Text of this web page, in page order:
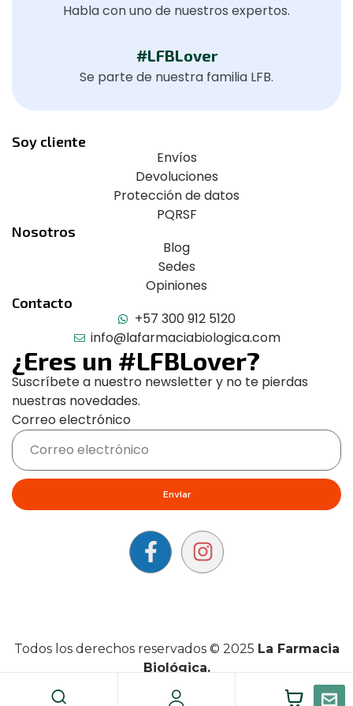
Habla con uno de nuestros expertos.
#LFBLover
Se parte de nuestra familia LFB.
Soy cliente
Envíos
Devoluciones
Protección de datos
PQRSF
Nosotros
Blog
Sedes
Opiniones
Contacto
+57 300 912 5120
info@lafarmaciabiologica.com
¿Eres un #LFBLover?
Suscríbete a nuestro newsletter y no te pierdas
nuestras novedades.
Correo electrónico
Enviar
Todos los derechos reservados © 2025 La Farmacia
Biológica.